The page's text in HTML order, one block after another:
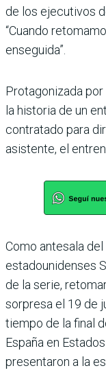
de los ejecutivos
“Cuando
enseguida”.
Protagonizada por
la historia de un
contratado para
asistente, el
Como antesala
estadounidenses
de la serie,
sorpresa el 19 de
tiempo de la final
España en
presentaron a la